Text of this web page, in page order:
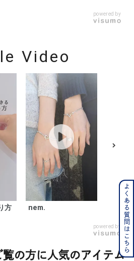
powered by
Video
方 nem.
nem.
powered by
の方に人気のアイテム
よくある質問はこちら